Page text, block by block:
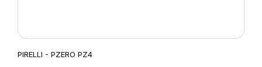
PIRELLI - PZERO PZ4